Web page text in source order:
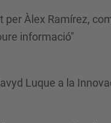
Àlex Ramírez,
informació"
Luque a la